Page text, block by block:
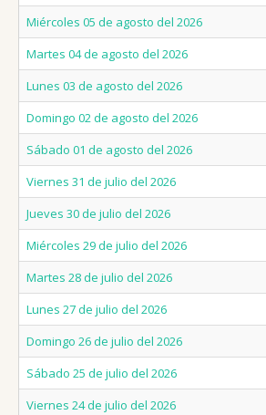
Miércoles 05 de agosto del 2026
Martes 04 de agosto del 2026
Lunes 03 de agosto del 2026
Domingo 02 de agosto del 2026
Sábado 01 de agosto del 2026
Viernes 31 de julio del 2026
Jueves 30 de julio del 2026
Miércoles 29 de julio del 2026
Martes 28 de julio del 2026
Lunes 27 de julio del 2026
Domingo 26 de julio del 2026
Sábado 25 de julio del 2026
Viernes 24 de julio del 2026